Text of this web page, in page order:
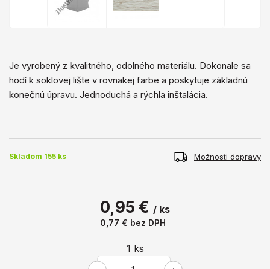
Je vyrobený z kvalitného, ​​odolného materiálu. Dokonale sa
hodí k soklovej lište v rovnakej farbe a poskytuje základnú
konečnú úpravu. Jednoduchá a rýchla inštalácia.
Skladom 155 ks Možnosti dopravy
0,95 € / ks
0,77 € bez DPH
1 ks